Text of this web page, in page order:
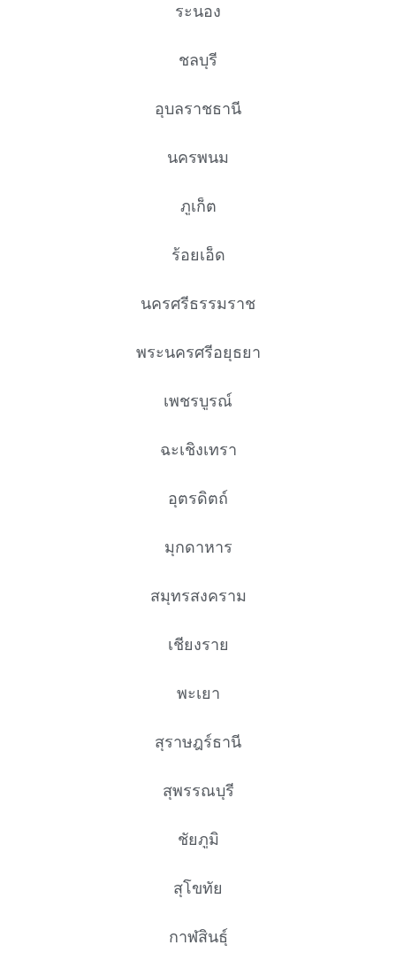
ระนอง
ชลบุรี
อุบลราชธานี
นครพนม
ภูเก็ต
ร้อยเอ็ด
นครศรีธรรมราช
พระนครศรีอยุธยา
เพชรบูรณ์
ฉะเชิงเทรา
อุตรดิตถ์
มุกดาหาร
สมุทรสงคราม
เชียงราย
พะเยา
สุราษฎร์ธานี
สุพรรณบุรี
ชัยภูมิ
สุโขทัย
กาฬสินธุ์